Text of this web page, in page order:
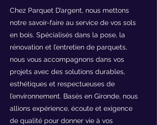
Chez Parquet D’argent, nous mettons
notre savoir-faire au service de vos sols
en bois. Spécialisés dans la pose, la
rénovation et l’entretien de parquets,
nous vous accompagnons dans vos
projets avec des solutions durables,
esthétiques et respectueuses de
l’environnement. Basés en Gironde, nous
allions expérience, écoute et exigence
de qualité pour donner vie à vos